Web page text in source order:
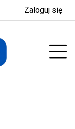
Zaloguj się